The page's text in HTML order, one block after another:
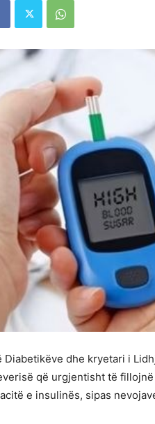
Diabetikëve dhe kryetari i
që urgjentisht të
e insulinës, sipas